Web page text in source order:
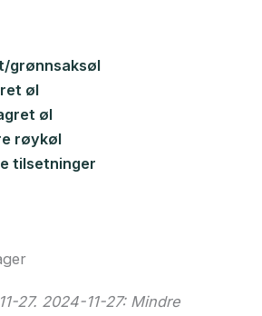
grønnsaksøl
øl
øl
røykøl
tilsetninger
27. 2024-11-27: Mindre